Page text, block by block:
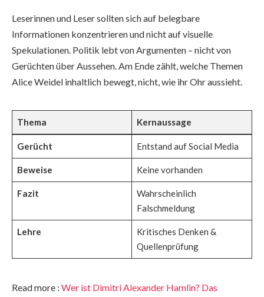
Leserinnen und Leser sollten sich auf belegbare
Informationen konzentrieren und nicht auf visuelle
Spekulationen. Politik lebt von Argumenten – nicht von
Gerüchten über Aussehen. Am Ende zählt, welche Themen
Alice Weidel inhaltlich bewegt, nicht, wie ihr Ohr aussieht.
Thema Kernaussage
Gerücht Entstand auf Social Media
Beweise Keine vorhanden
Fazit
Wahrscheinlich
Falschmeldung
Lehre
Kritisches Denken &
Quellenprüfung
Read more : Wer ist Dimitri Alexander Hamlin? Das